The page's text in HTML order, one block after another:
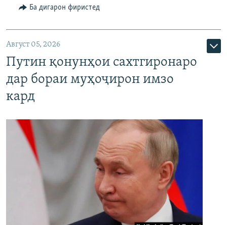
Ба дигарон фиристед
Август 05, 2026
Путин қонунҳои сахтгиронаро
дар бораи муҳоҷирон имзо
кард